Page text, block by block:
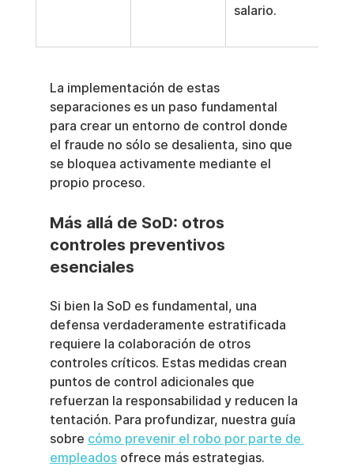
salario.
La implementación de estas
separaciones es un paso fundamental
para crear un entorno de control donde
el fraude no sólo se desalienta, sino que
se bloquea activamente mediante el
propio proceso.
Más allá de SoD: otros
controles preventivos
esenciales
Si bien la SoD es fundamental, una
defensa verdaderamente estratificada
requiere la colaboración de otros
controles críticos. Estas medidas crean
puntos de control adicionales que
refuerzan la responsabilidad y reducen la
tentación. Para profundizar, nuestra guía
sobre cómo prevenir el robo por parte de
empleados ofrece más estrategias.